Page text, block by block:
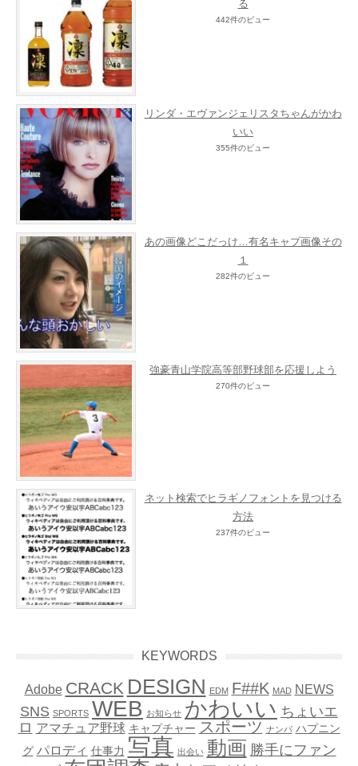
る
442件のビュー
リンダ・エヴァンジェリスタちゃんがかわ
いい
355件のビュー
あの画像どこだっけ…有名キャプ画像その
１
282件のビュー
強豪青山学院高等部野球部を応援しよう
270件のビュー
ネット検索でヒラギノフォントを見つける
方法
237件のビュー
KEYWORDS
Adobe CRACK DESIGN EDM F##K MAD NEWS
SNS SPORTS WEB お知らせ かわいい ちょいエ
ロ アマチュア野球 キャプチャー スポーツ ナンパ ハプニン
グ パロディ 仕事力 写真 出会い 動画 勝手にファン